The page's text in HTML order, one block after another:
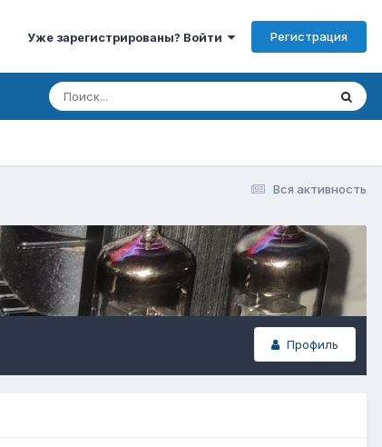
Уже зарегистрированы? Войти Регистрация
Вся активность
Профиль